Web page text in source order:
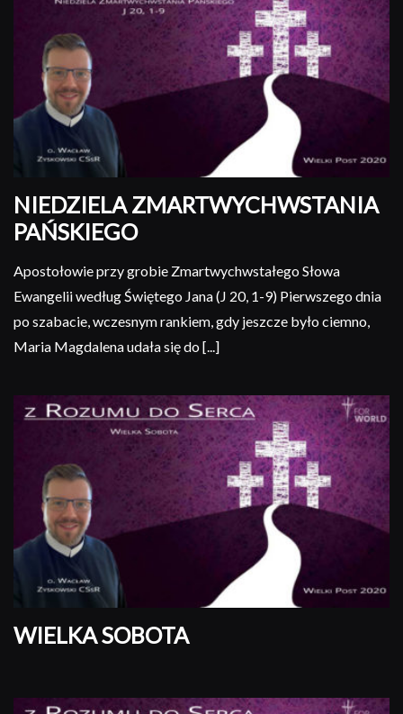
NIEDZIELA ZMARTWYCHWSTANIA
PAŃSKIEGO
Apostołowie przy grobie Zmartwychwstałego Słowa
Ewangelii według Świętego Jana (J 20, 1-9) Pierwszego dnia
po szabacie, wczesnym rankiem, gdy jeszcze było ciemno,
Maria Magdalena udała się do [...]
WIELKA SOBOTA